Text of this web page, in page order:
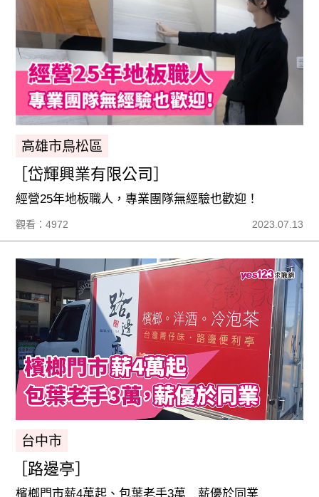
高雄市鳥松區
［岱輝興業有限公司］
經營25年地板職人，專業團隊無經驗也歡迎！
觀看：4972 2023.07.13
台中市
［路邊亭］
檳榔門市薪4萬起、包葉老手3萬 薪優於同業